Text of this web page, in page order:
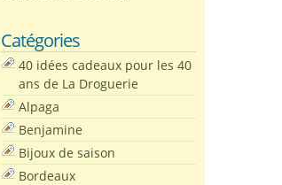
Catégories
40 idées cadeaux pour les 40
ans de La Droguerie
Alpaga
Benjamine
Bijoux de saison
Bordeaux